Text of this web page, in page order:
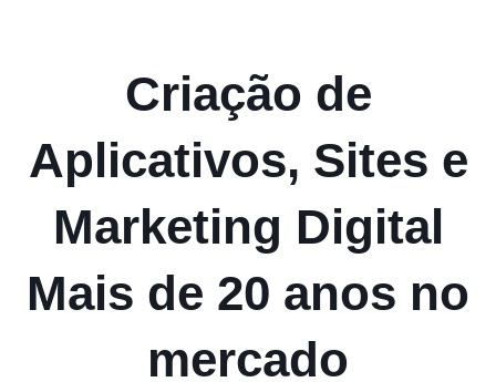
Criação de
Aplicativos, Sites e
Marketing Digital
Mais de 20 anos no
mercado